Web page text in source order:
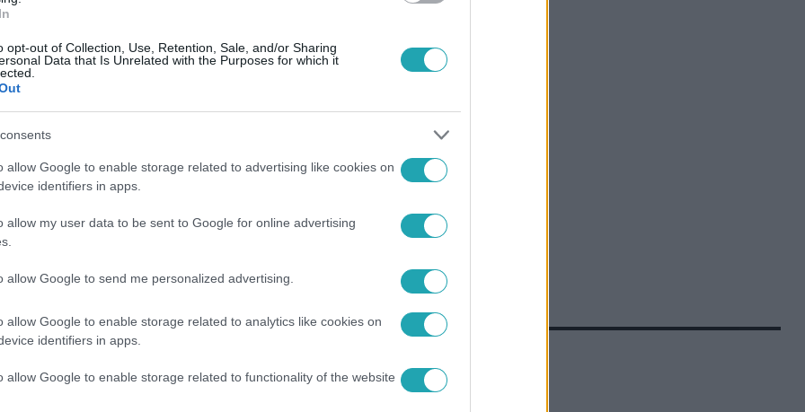
opt-out of Collection, Use, Retention, Sale, and/or Sharing
Data that Is Unrelated with the Purposes for which it
allow Google to enable storage related to advertising like cookies on
identifiers in apps.
allow my user data to be sent to Google for online advertising
allow Google to send me personalized advertising.
allow Google to enable storage related to analytics like cookies on
identifiers in apps.
allow Google to enable storage related to functionality of the website